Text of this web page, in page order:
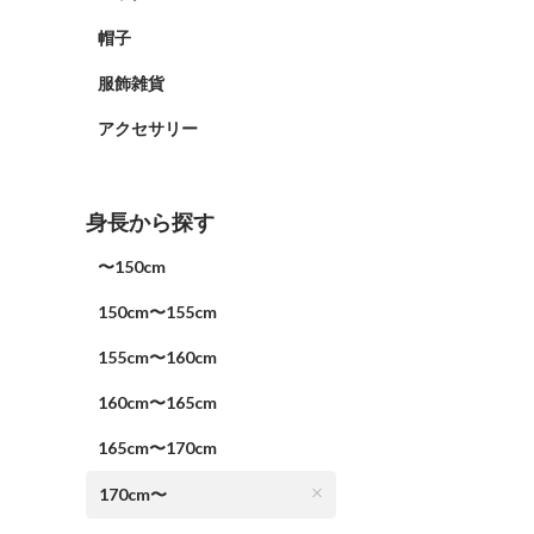
帽子
服飾雑貨
アクセサリー
身長から探す
〜150cm
150cm〜155cm
155cm〜160cm
160cm〜165cm
165cm〜170cm
170cm〜